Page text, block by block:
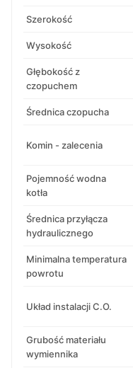
Szerokość
Wysokość
Głębokość z
czopuchem
Średnica czopucha
Komin - zalecenia
Pojemność wodna
kotła
Średnica przyłącza
hydraulicznego
Minimalna temperatura
powrotu
Układ instalacji C.O.
Grubość materiału
wymiennika